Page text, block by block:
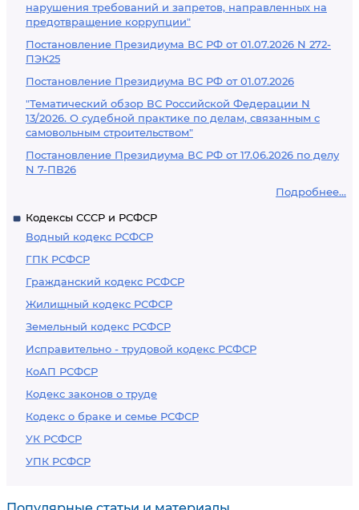
нарушения требований и запретов, направленных на
предотвращение коррупции"
Постановление Президиума ВС РФ от 01.07.2026 N 272-
ПЭК25
Постановление Президиума ВС РФ от 01.07.2026
"Тематический обзор ВС Российской Федерации N
13/2026. О судебной практике по делам, связанным с
самовольным строительством"
Постановление Президиума ВС РФ от 17.06.2026 по делу
N 7-ПВ26
Подробнее...
Кодексы СССР и РСФСР
Водный кодекс РСФСР
ГПК РСФСР
Гражданский кодекс РСФСР
Жилищный кодекс РСФСР
Земельный кодекс РСФСР
Исправительно - трудовой кодекс РСФСР
КоАП РСФСР
Кодекс законов о труде
Кодекс о браке и семье РСФСР
УК РСФСР
УПК РСФСР